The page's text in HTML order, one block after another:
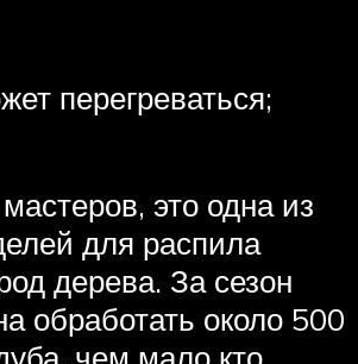
перегреваться;
это одна из
для распила
дерева. За сезон
обработать около 500